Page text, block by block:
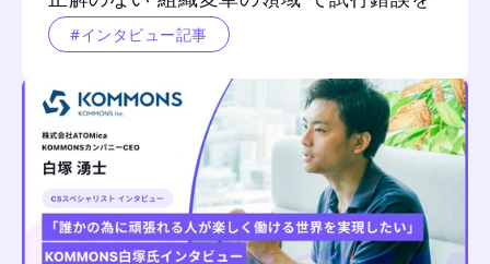
重ねたCSリーダーの本音（前編）
#インタビュー記事